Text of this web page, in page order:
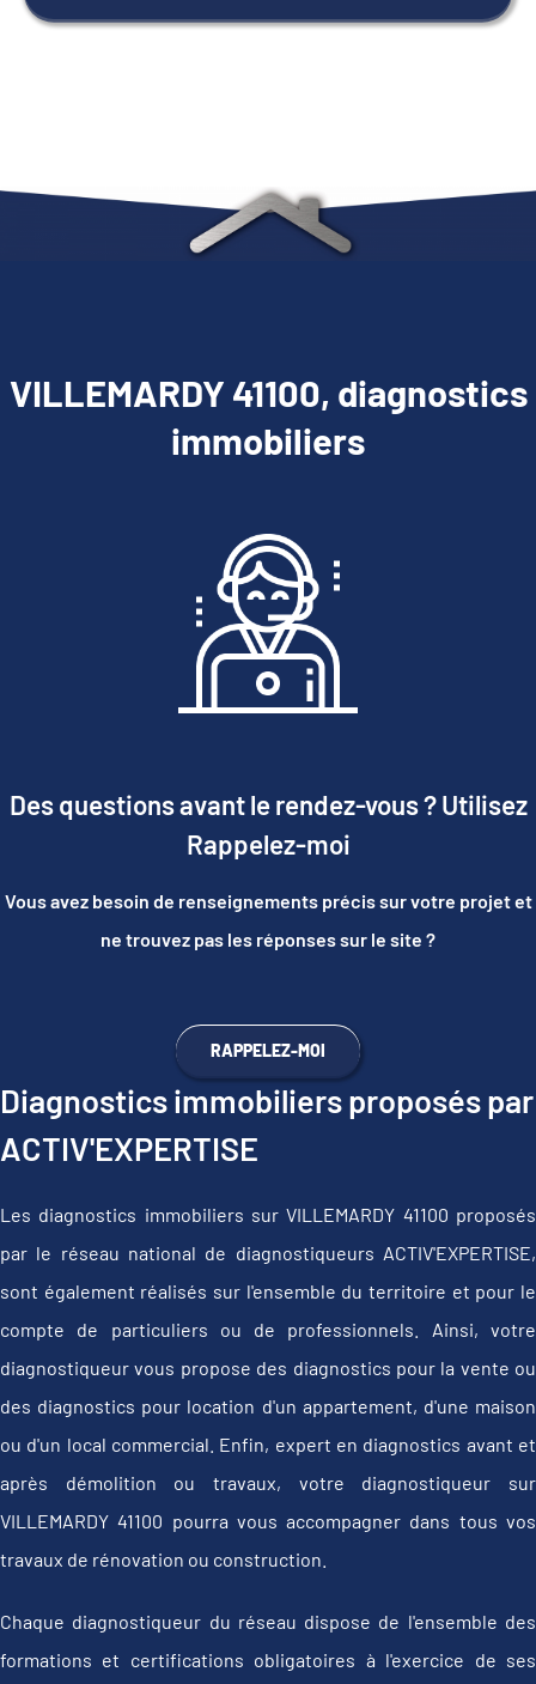
VILLEMARDY 41100, diagnostics
immobiliers
Des questions avant le rendez-vous ? Utilisez
Rappelez-moi
Vous avez besoin de renseignements précis sur votre projet et
ne trouvez pas les réponses sur le site ?
RAPPELEZ-MOI
Diagnostics immobiliers proposés par
ACTIV'EXPERTISE
Les diagnostics immobiliers sur VILLEMARDY 41100 proposés
par le réseau national de diagnostiqueurs ACTIV'EXPERTISE,
sont également réalisés sur l'ensemble du territoire et pour le
compte de particuliers ou de professionnels. Ainsi, votre
diagnostiqueur vous propose des diagnostics pour la vente ou
des diagnostics pour location d'un appartement, d'une maison
ou d'un local commercial. Enfin, expert en diagnostics avant et
après démolition ou travaux, votre diagnostiqueur sur
VILLEMARDY 41100 pourra vous accompagner dans tous vos
travaux de rénovation ou construction.
Chaque diagnostiqueur du réseau dispose de l'ensemble des
formations et certifications obligatoires à l'exercice de ses